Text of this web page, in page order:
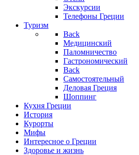
Экскурсии
Телефоны Греции
Туризм
Back
Медицинский
Паломничество
Гастрономический
Back
Самостоятельный
Деловая Греция
Шоппинг
Кухня Греции
История
Курорты
Мифы
Интересное о Греции
Здоровье и жизнь